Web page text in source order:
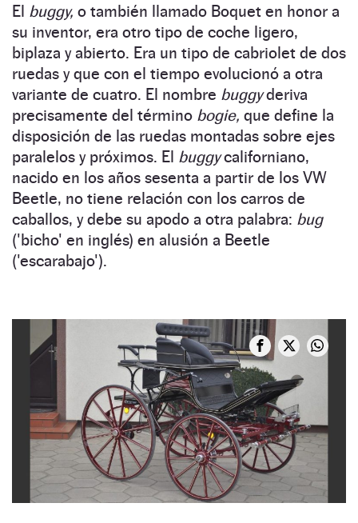
El buggy, o también llamado Boquet en honor a
su inventor, era otro tipo de coche ligero,
biplaza y abierto. Era un tipo de cabriolet de dos
ruedas y que con el tiempo evolucionó a otra
variante de cuatro. El nombre buggyderiva
precisamente del término bogie, que define la
disposición de las ruedas montadas sobre ejes
paralelos y próximos. El buggycaliforniano,
nacido en los años sesenta a partir de los VW
Beetle, no tiene relación con los carros de
caballos, y debe su apodo a otra palabra: bug
('bicho' en inglés) en alusión a Beetle
('escarabajo').